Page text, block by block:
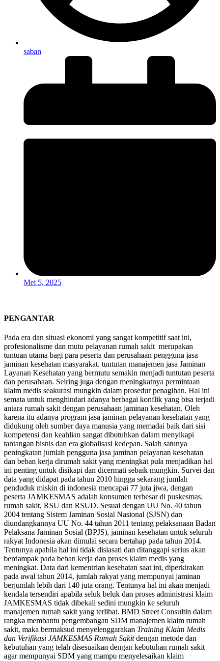
saban
Mei 5, 2025
PENGANTAR
Pada era dan situasi ekonomi yang sangat kompetitif saat ini,
profesionalisme dan mutu pelayanan rumah sakit merupakan
tuntuan utama bagi para peserta dan perusahaan pengguna jasa
jaminan kesehatan masyarakat. tuntutan manajemen jasa Jaminan
Layanan Kesehatan yang bermutu semakin menjadi tuntutan peserta
dan perusahaan. Seiring juga dengan meningkatnya permintaan
klaim medis seakurasi mungkin dalam prosedur penagihan. Hal ini
semata untuk menghindari adanya berbagai konflik yang bisa terjadi
antara rumah sakit dengan perusahaan jaminan kesehatan. Oleh
karena itu adanya program jasa jaminan pelayanan kesehatan yang
didukung oleh sumber daya manusia yang memadai baik dari sisi
kompetensi dan keahlian sangat dibutuhkan dalam menyikapi
tantangan bisnis dan era globalisasi kedepan. Salah satunya
peningkatan jumlah pengguna jasa jaminan pelayanan kesehatan
dan beban kerja dirumah sakit yang meningkat pula menjadikan hal
ini penting untuk disikapi dan dicermati sebaik mungkin. Survei dan
data yang didapat pada tahun 2010 hingga sekarang jumlah
penduduk miskin di indonesia mencapai 77 juta jiwa, dengan
peserta JAMKESMAS adalah konsumen terbesar di puskesmas,
rumah sakit, RSU dan RSUD. Sesuai dengan UU No. 40 tahun
2004 tentang Sistem Jaminan Sosial Nasional (SJSN) dan
diundangkannya UU No. 44 tahun 2011 tentang pelaksanaan Badan
Pelaksana Jaminan Sosial (BPJS), jaminan kesehatan untuk seluruh
rakyat Indonesia akan dimulai secara bertahap pada tahun 2014.
Tentunya apabila hal ini tidak disiasati dan ditanggapi serius akan
berdampak pada beban kerja dan proses klaim medis yang
meningkat. Data dari kementrian kesehatan saat ini, diperkirakan
pada awal tahun 2014, jumlah rakyat yang mempunyai jaminan
berjumlah lebih dari 140 juta orang. Tentunya hal ini akan menjadi
kendala tersendiri apabila seluk beluk dan proses administrasi klaim
JAMKESMAS tidak dibekali sedini mungkin ke seluruh
manajemen rumah sakit yang terlibat. BMD Street Consultin dalam
rangka membantu pengembangan SDM manajemen klaim rumah
sakit, maka bermaksud menyelenggarakan Training Klaim Medis
dan Verifikasi JAMKESMAS Rumah Sakitdengan metode dan
kebutuhan yang telah disesuaikan dengan kebutuhan rumah sakit
agar mempunyai SDM yang mampu menyelesaikan klaim